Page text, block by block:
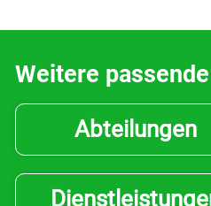
Aktuelles
Wirtschaft
Weitere
Abteilungen